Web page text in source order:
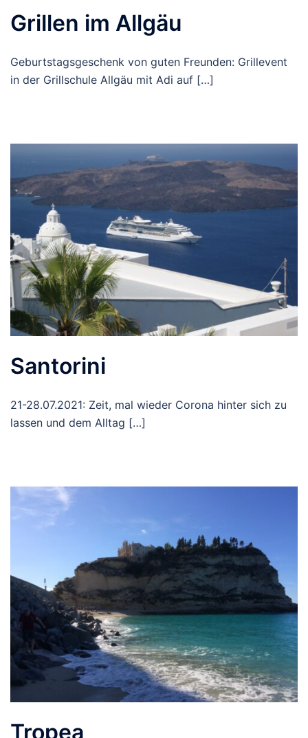
Grillen im Allgäu
Geburtstagsgeschenk von guten Freunden: Grillevent
in der Grillschule Allgäu mit Adi auf […]
Santorini
21-28.07.2021: Zeit, mal wieder Corona hinter sich zu
lassen und dem Alltag […]
Tropea